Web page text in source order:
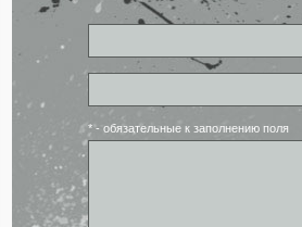
* - обязательные к заполнению поля